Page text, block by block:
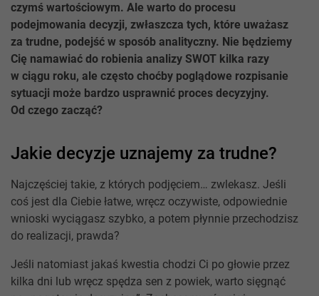
czymś wartościowym. Ale warto do procesu
podejmowania decyzji, zwłaszcza tych, które uważasz
za trudne, podejść w sposób analityczny. Nie będziemy
Cię namawiać do robienia analizy SWOT kilka razy
w ciągu roku, ale często choćby poglądowe rozpisanie
sytuacji może bardzo usprawnić proces decyzyjny.
Od czego zacząć?
Jakie decyzje uznajemy za trudne?
Najczęściej takie, z których podjęciem… zwlekasz. Jeśli
coś jest dla Ciebie łatwe, wręcz oczywiste, odpowiednie
wnioski wyciągasz szybko, a potem płynnie przechodzisz
do realizacji, prawda?
Jeśli natomiast jakaś kwestia chodzi Ci po głowie przez
kilka dni lub wręcz spędza sen z powiek, warto sięgnąć